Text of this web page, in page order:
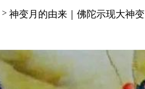
> 神变月的由来｜佛陀示现大神变